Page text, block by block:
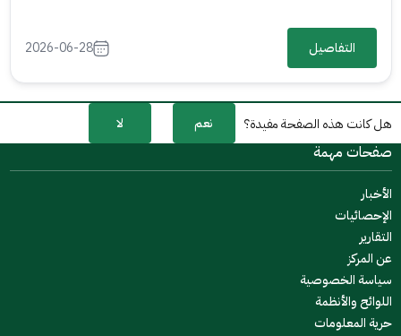
التفاصيل 2026-06-28
هل كانت هذه الصفحة مفيدة؟ نعم لا
صفحات مهمة
الأخبار
الإحصائيات
التقارير
عن المركز
سياسة الخصوصية
اللوائح والأنظمة
حرية المعلومات